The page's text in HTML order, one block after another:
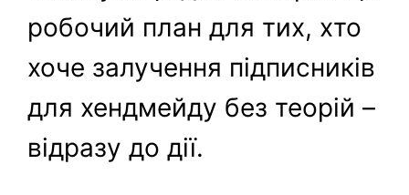
робочий план для тих, хто
хоче залучення підписників
для хендмейду без теорій –
відразу до дії.